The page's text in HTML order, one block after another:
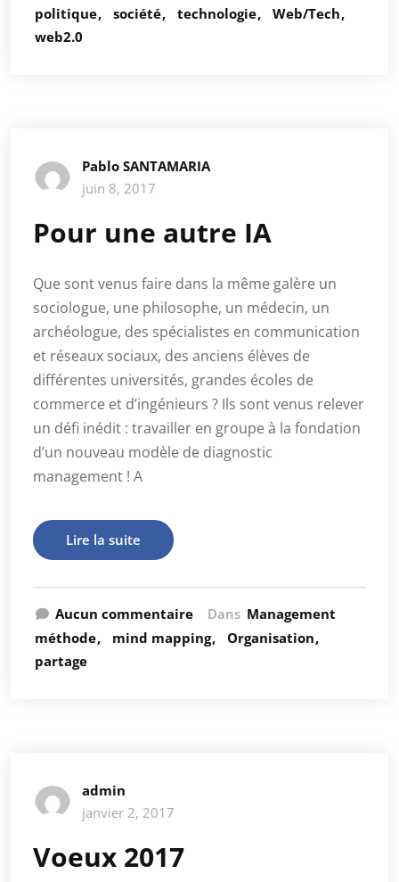
politique
société technologie
Web/Tech
web2.0
Pablo SANTAMARIA
juin 8, 2017
Pour une autre IA
Que sont venus faire dans la même galère un
sociologue, une philosophe, un médecin, un
archéologue, des spécialistes en communication
et réseaux sociaux, des anciens élèves de
différentes universités, grandes écoles de
commerce et d’ingénieurs ? Ils sont venus relever
un défi inédit : travailler en groupe à la fondation
d’un nouveau modèle de diagnostic
management ! A
Lire la suite
Aucun commentaire Dans Management
méthode
mind mapping
Organisation
partage
admin
janvier 2, 2017
Voeux 2017